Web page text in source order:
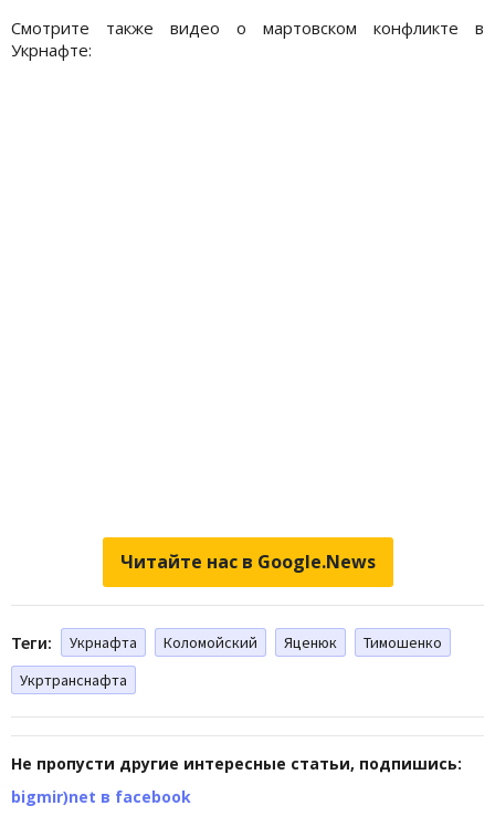
Смотрите также видео о мартовском конфликте в
Укрнафте:
Читайте нас в Google.News
Теги: Укрнафта Коломойский Яценюк
Тимошенко
Укртранснафта
Не пропусти другие интересные статьи, подпишись:
bigmir)net в facebook